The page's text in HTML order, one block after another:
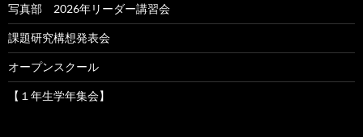
写真部 2026年リーダー講習会
課題研究構想発表会
オープンスクール
【１年生学年集会】